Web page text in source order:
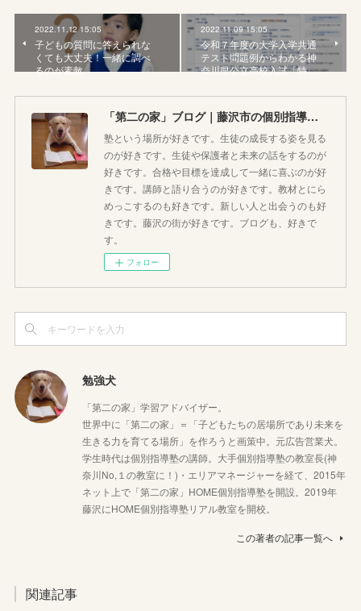
2022.11.12 15:05
子どもの質問に答えられな
くても大丈夫！一緒に調べ
るのが素敵
2022.11.09 15:05
令和７年度の大学入学共通
テスト問題例からわかる神
奈川県公立高校入試「特…
「第二の家」ブログ｜藤沢市の個別指導塾のお話
塾という場所が好きです。生徒の成長する姿を見る
のが好きです。生徒や保護者と未来の話をするのが
好きです。合格や目標を達成して一緒に喜ぶのが好
きです。講師と語り合うのが好きです。教材とにら
めっこするのも好きです。新しい人と出会うのも好
きです。藤沢の街が好きです。ブログも、好きで
す。
フォロー
勉強犬
「第二の家」学習アドバイザー。
世界中に「第二の家」＝「子どもたちの居場所であり未来を
生きる力を育てる場所」を作ろうと画策中。元広告営業犬。
学生時代は個別指導塾の講師。大手個別指導塾の教室長(神
奈川No,１の教室に！)・エリアマネージャーを経て、2015年
ネット上で「第二の家」HOME個別指導塾を開設。2019年
藤沢にHOME個別指導塾リアル教室を開校。
この著者の記事一覧へ
関連記事